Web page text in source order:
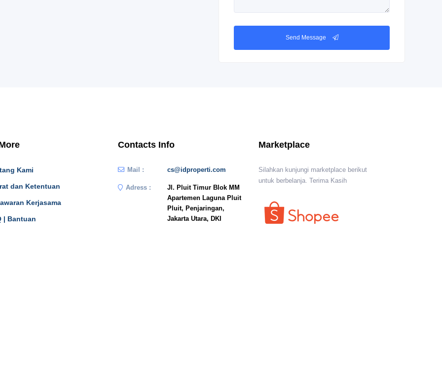
Send Message
Kami
dan Ketentuan
Kerjasama
| Bantuan
Contacts Info
Mail : cs@idproperti.com
Adress :
Jl. Pluit Timur Blok MM
Apartemen Laguna Pluit
Pluit, Penjaringan,
Jakarta Utara, DKI
Marketplace
Silahkan kunjungi marketplace berikut
untuk berbelanja. Terima Kasih